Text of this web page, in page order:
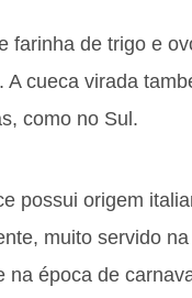
farinha de trigo e
cueca virada
como no Sul.
possui origem
muito servido
na época de